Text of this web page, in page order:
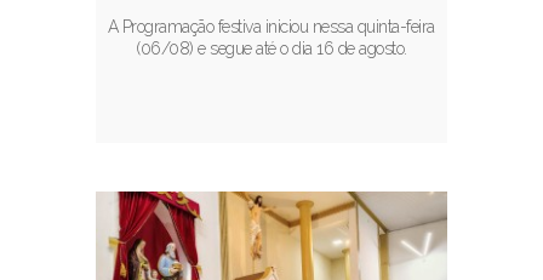
A Programação festiva iniciou nessa quinta-feira
(06/08) e segue até o dia 16 de agosto.